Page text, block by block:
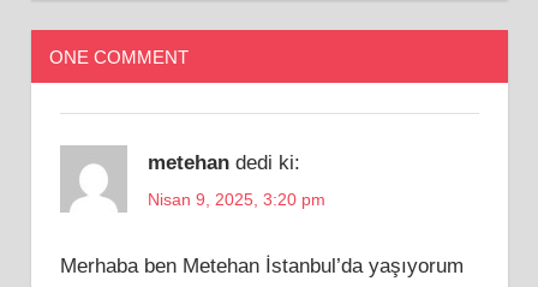
ONE COMMENT
metehan dedi ki:
Nisan 9, 2025, 3:20 pm
Merhaba ben Metehan İstanbul’da yaşıyorum